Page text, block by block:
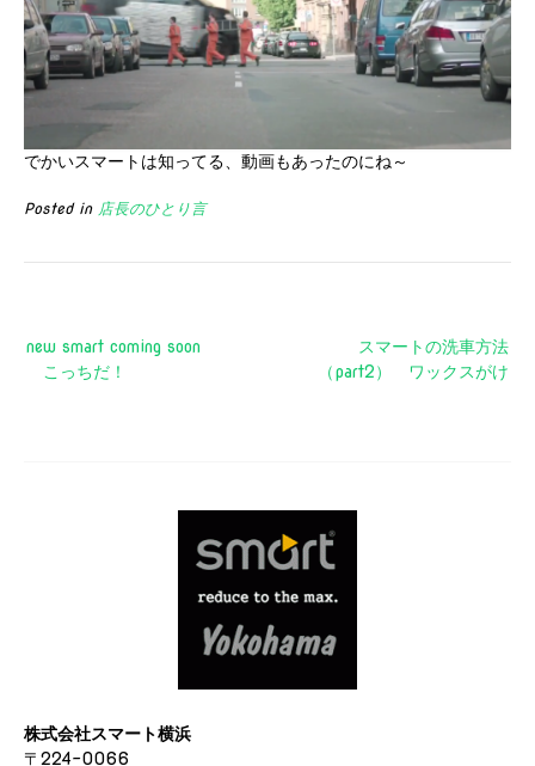
でかいスマートは知ってる、動画もあったのにね～
Posted in 店長のひとり言
稿
ナ
スマートの洗車方法
（part2） ワックスがけ
new smart coming soon
こっちだ！
株式会社スマート横浜
〒224-0066